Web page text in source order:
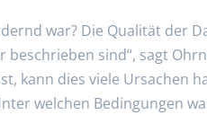
war? Die Qualität der
beschrieben sind“, sagt
kann dies viele Ursachen
welchen Bedingungen